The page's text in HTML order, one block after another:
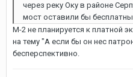
через реку Оку в районе
мост оставили бы
М-2 не планируется к платной
на тему "А если бы он нес
бесперспективно.